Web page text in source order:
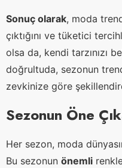
Sonuç olarak, moda
çıktığını ve tüketici
olsa da, kendi tarzınızı
doğrultuda, sezonun
zevkinize göre
Sezonun Öne
Her sezon, moda
Bu sezonun önemli